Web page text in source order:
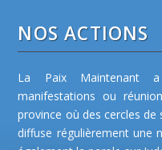
NOS ACTIONS
La Paix Maintenant
manifestations ou
province où des cercles
diffuse régulièrement une